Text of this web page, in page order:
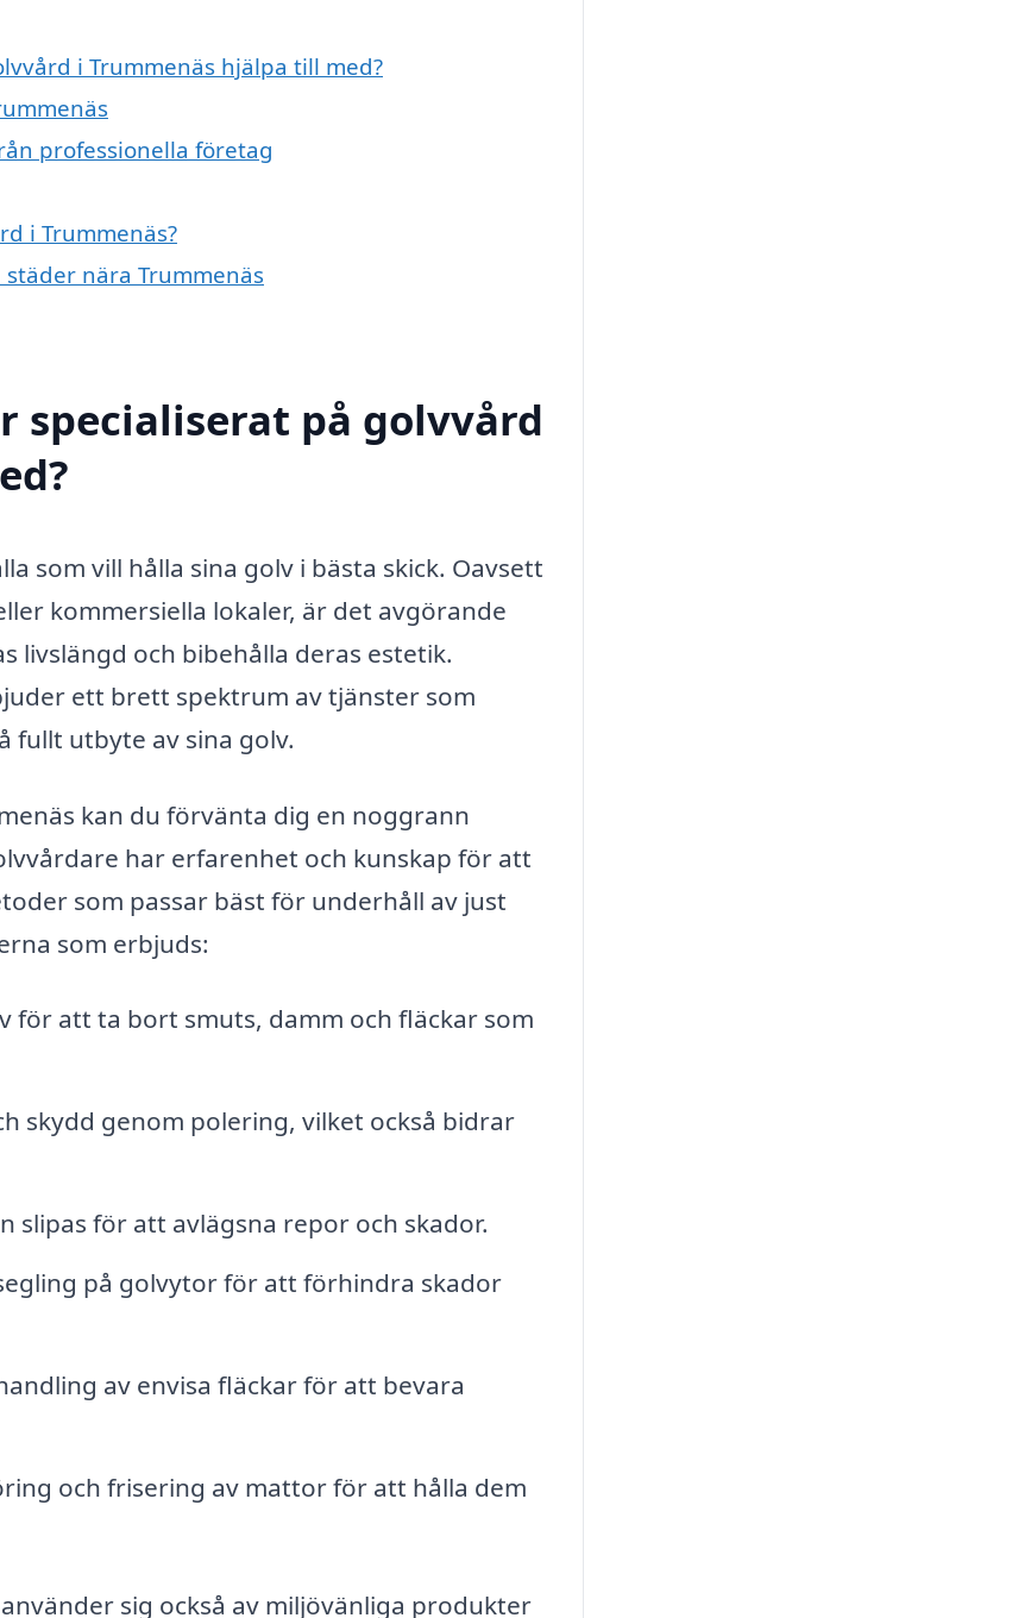
i Trummenäs hjälpa till med?
professionella företag
i Trummenäs?
nära Trummenäs
specialiserat på golvvård
som vill hålla sina golv i bästa skick. Oavsett
kommersiella lokaler, är det avgörande
livslängd och bibehålla deras estetik.
ett brett spektrum av tjänster som
fullt utbyte av sina golv.
kan du förvänta dig en noggrann
har erfarenhet och kunskap för att
som passar bäst för underhåll av just
som erbjuds:
för att ta bort smuts, damm och fläckar som
skydd genom polering, vilket också bidrar
slipas för att avlägsna repor och skador.
på golvytor för att förhindra skador
av envisa fläckar för att bevara
och frisering av mattor för att hålla dem
sig också av miljövänliga produkter